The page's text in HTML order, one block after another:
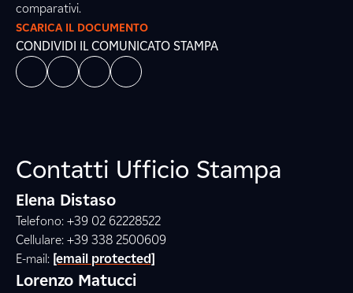
comparativi.
SCARICA IL DOCUMENTO
CONDIVIDI IL COMUNICATO STAMPA
Contatti Ufficio Stampa
Elena Distaso
Telefono: +39 02 62228522
Cellulare: +39 338 2500609
E-mail: [email protected]
Lorenzo Matucci